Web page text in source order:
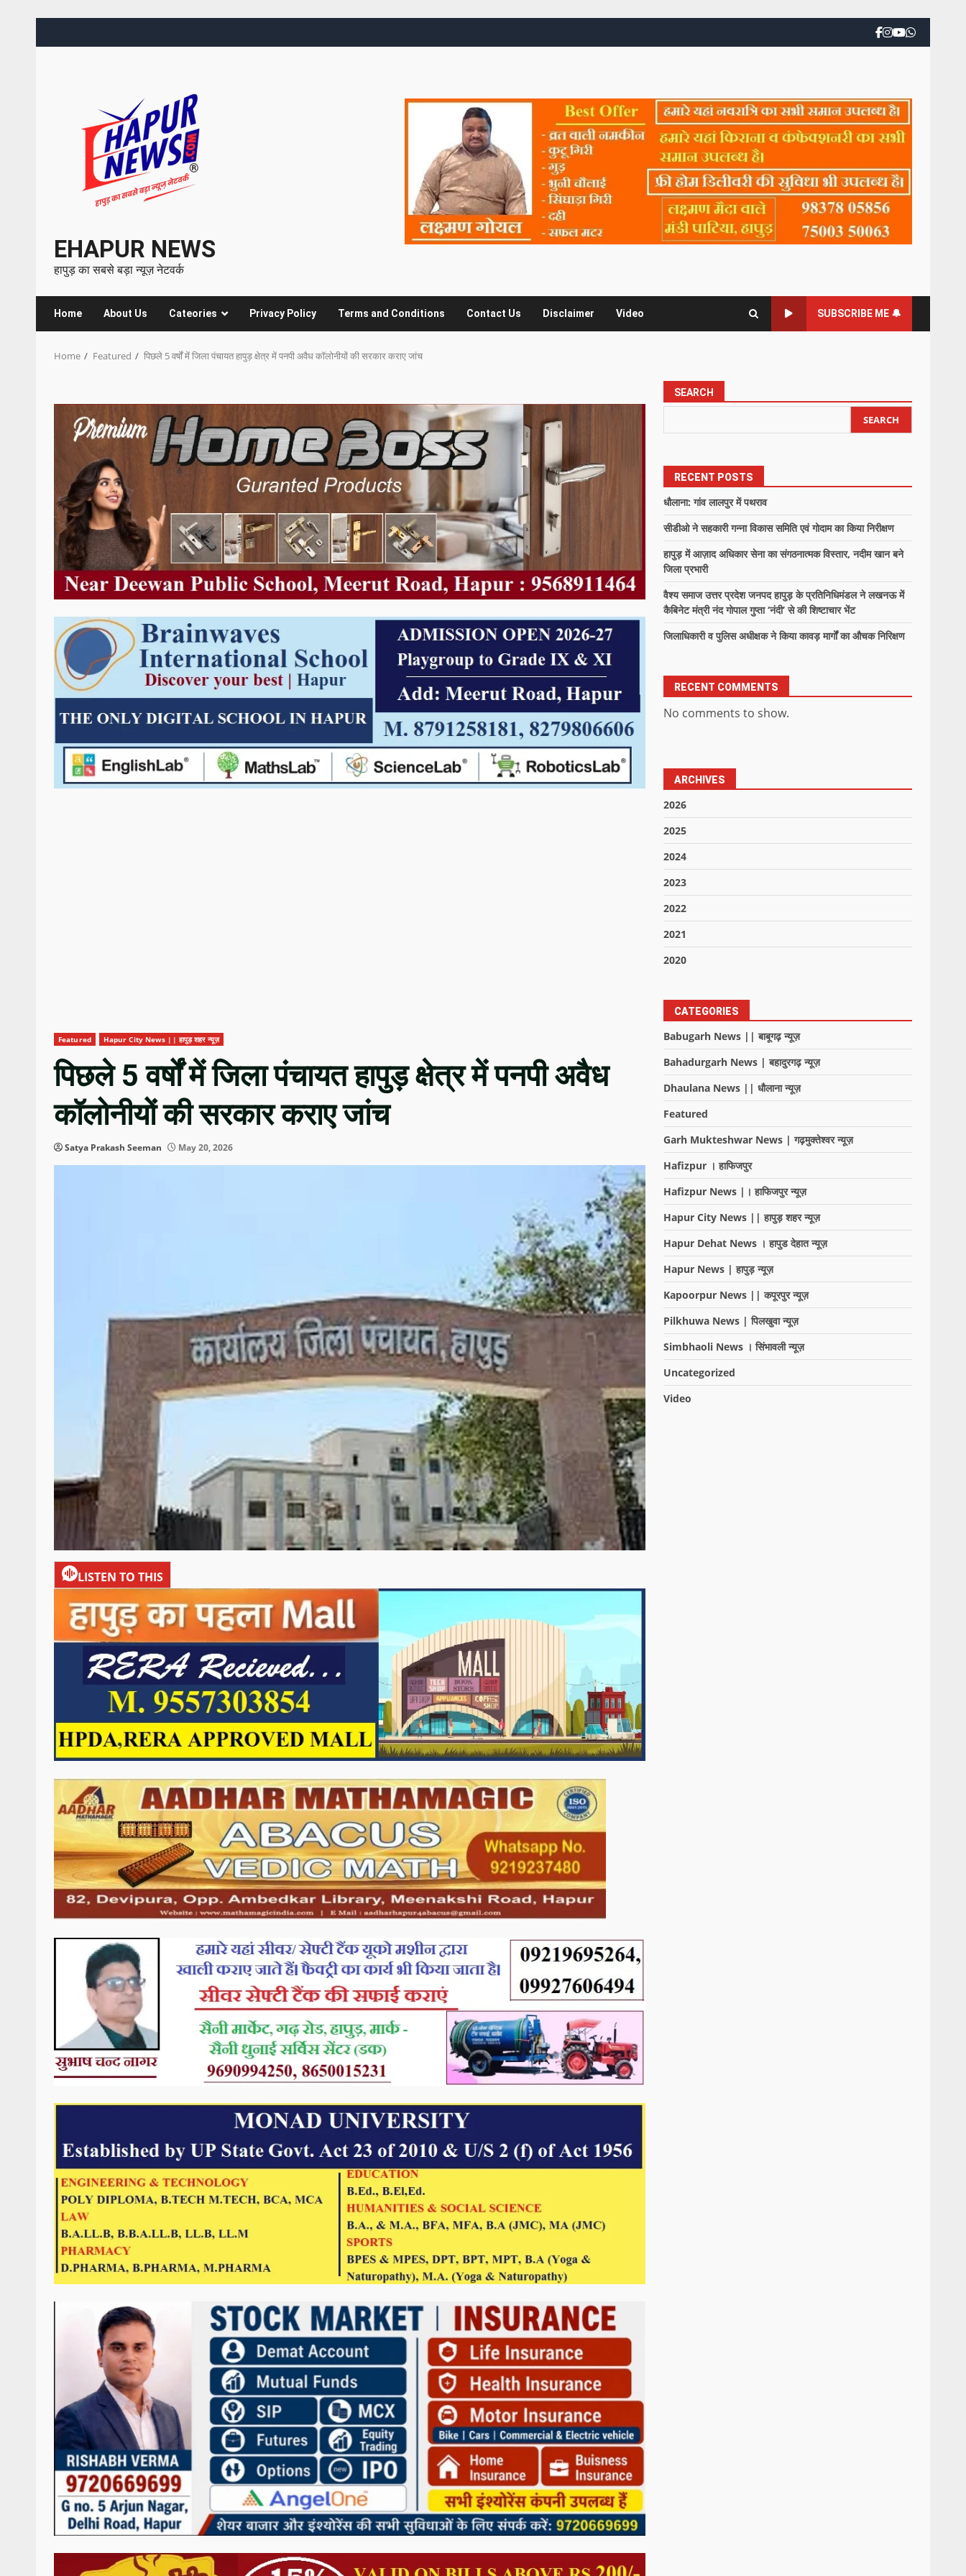
EHAPUR NEWS
हापुड़ का सबसे बड़ा न्यूज़ नेटवर्क
Home About Us Cateories Privacy Policy Terms and Conditions Contact Us Disclaimer Video SUBSCRIBE ME 🔔
Home Featured पिछले 5 वर्षों में जिला पंचायत हापुड़ क्षेत्र में पनपी अवैध कॉलोनीयों की सरकार कराए जांच
Featured Hapur City News || हापुड़ शहर न्यूज़
पिछले 5 वर्षों में जिला पंचायत हापुड़ क्षेत्र में पनपी अवैध
कॉलोनीयों की सरकार कराए जांच
Satya Prakash Seeman May 20, 2026
LISTEN TO THIS
SEARCH
SEARCH
RECENT POSTS
धौलाना: गांव लालपुर में पथराव
सीडीओ ने सहकारी गन्ना विकास समिति एवं गोदाम का किया निरीक्षण
हापुड़ में आज़ाद अधिकार सेना का संगठनात्मक विस्तार, नदीम खान बने
जिला प्रभारी
वैश्य समाज उत्तर प्रदेश जनपद हापुड़ के प्रतिनिधिमंडल ने लखनऊ में
कैबिनेट मंत्री नंद गोपाल गुप्ता ‘नंदी’ से की शिष्टाचार भेंट
जिलाधिकारी व पुलिस अधीक्षक ने किया कावड़ मार्गों का औचक निरिक्षण
RECENT COMMENTS
No comments to show.
ARCHIVES
2026
2025
2024
2023
2022
2021
2020
CATEGORIES
Babugarh News || बाबूगढ़ न्यूज़
Bahadurgarh News | बहादुरगढ़ न्यूज़
Dhaulana News || धौलाना न्यूज़
Featured
Garh Mukteshwar News | गढ़मुक्तेश्वर न्यूज़
Hafizpur । हाफिजपुर
Hafizpur News |। हाफिजपुर न्यूज़
Hapur City News || हापुड़ शहर न्यूज़
Hapur Dehat News । हापुड देहात न्यूज़
Hapur News | हापुड़ न्यूज़
Kapoorpur News || कपूरपुर न्यूज़
Pilkhuwa News | पिलखुवा न्यूज़
Simbhaoli News । सिंभावली न्यूज़
Uncategorized
Video